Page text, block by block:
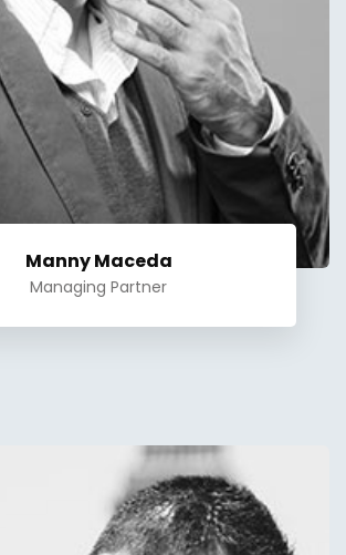
Manny Maceda
Managing Partner